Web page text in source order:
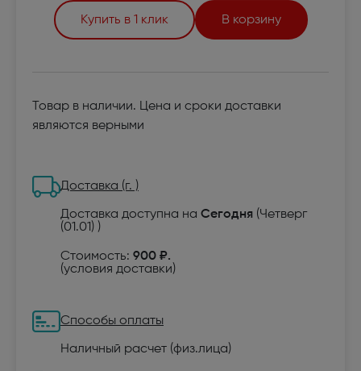
Купить в 1 клик В корзину
Товар в наличии. Цена и сроки доставки
являются верными
Доставка (г. )
Доставка доступна на Сегодня (Четверг
(01.01) )
Стоимость: 900 ₽.
(условия доставки)
Способы оплаты
Наличный расчет (физ.лица)